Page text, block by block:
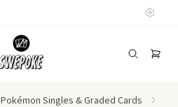
Pokémon Singles & Graded Cards